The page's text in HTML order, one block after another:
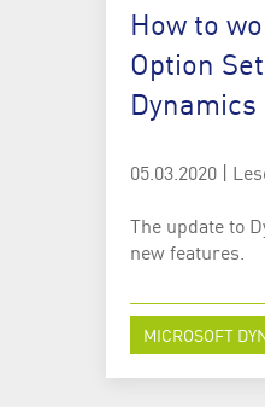
How to
Option
Dynamics
05.03.2020 |
The update to
new features.
MICROSOFT